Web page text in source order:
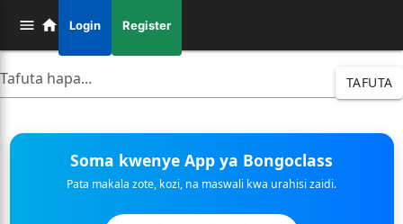
Login Register
TAFUTA
Soma kwenye App ya Bongoclass
Pata makala zote, kozi, na maswali kwa urahisi zaidi.